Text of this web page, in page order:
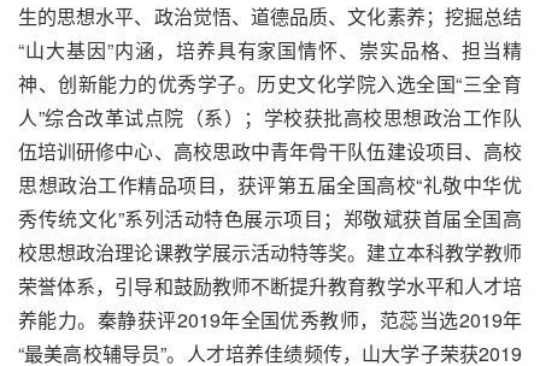
生的思想水平、政治觉悟、道德品质、文化素养；挖掘总结
“山大基因”内涵，培养具有家国情怀、崇实品格、担当精
神、创新能力的优秀学子。历史文化学院入选全国“三全育
人”综合改革试点院（系）；学校获批高校思想政治工作队
伍培训研修中心、高校思政中青年骨干队伍建设项目、高校
思想政治工作精品项目，获评第五届全国高校“礼敬中华优
秀传统文化”系列活动特色展示项目；郑敬斌获首届全国高
校思想政治理论课教学展示活动特等奖。建立本科教学教师
荣誉体系，引导和鼓励教师不断提升教育教学水平和人才培
养能力。秦静获评2019年全国优秀教师，范蕊当选2019年
“最美高校辅导员”。人才培养佳绩频传，山大学子荣获2019